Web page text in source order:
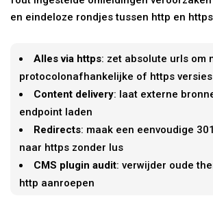
en eindeloze rondjes tussen http en
Alles via https: zet absolute urls om
protocolonafhankelijke of https versies
Content delivery: laat externe
endpoint laden
Redirects: maak een eenvoudige
naar https zonder lus
CMS plugin audit: verwijder oude
http aanroepen